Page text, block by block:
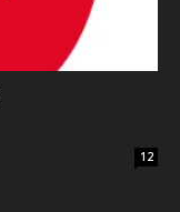
12